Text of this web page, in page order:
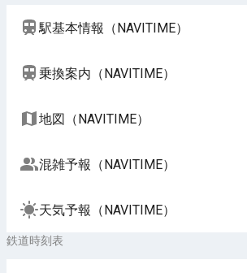
駅基本情報（NAVITIME）
乗換案内（NAVITIME）
地図（NAVITIME）
混雑予報（NAVITIME）
天気予報（NAVITIME）
鉄道時刻表